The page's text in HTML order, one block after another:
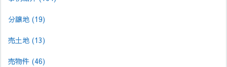
分譲地 (19)
売土地 (13)
売物件 (46)